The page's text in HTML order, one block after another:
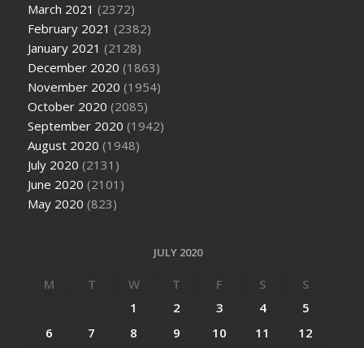
March 2021 (2372)
February 2021 (2382)
January 2021 (2128)
December 2020 (1863)
November 2020 (1954)
October 2020 (2085)
September 2020 (1942)
August 2020 (1948)
July 2020 (2131)
June 2020 (2101)
May 2020 (823)
JULY 2020
M T W T F S
S
1
2 3 4
5
6
7 8 9 10 11
12